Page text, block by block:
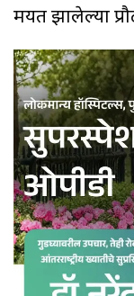
मयत झालेल्या